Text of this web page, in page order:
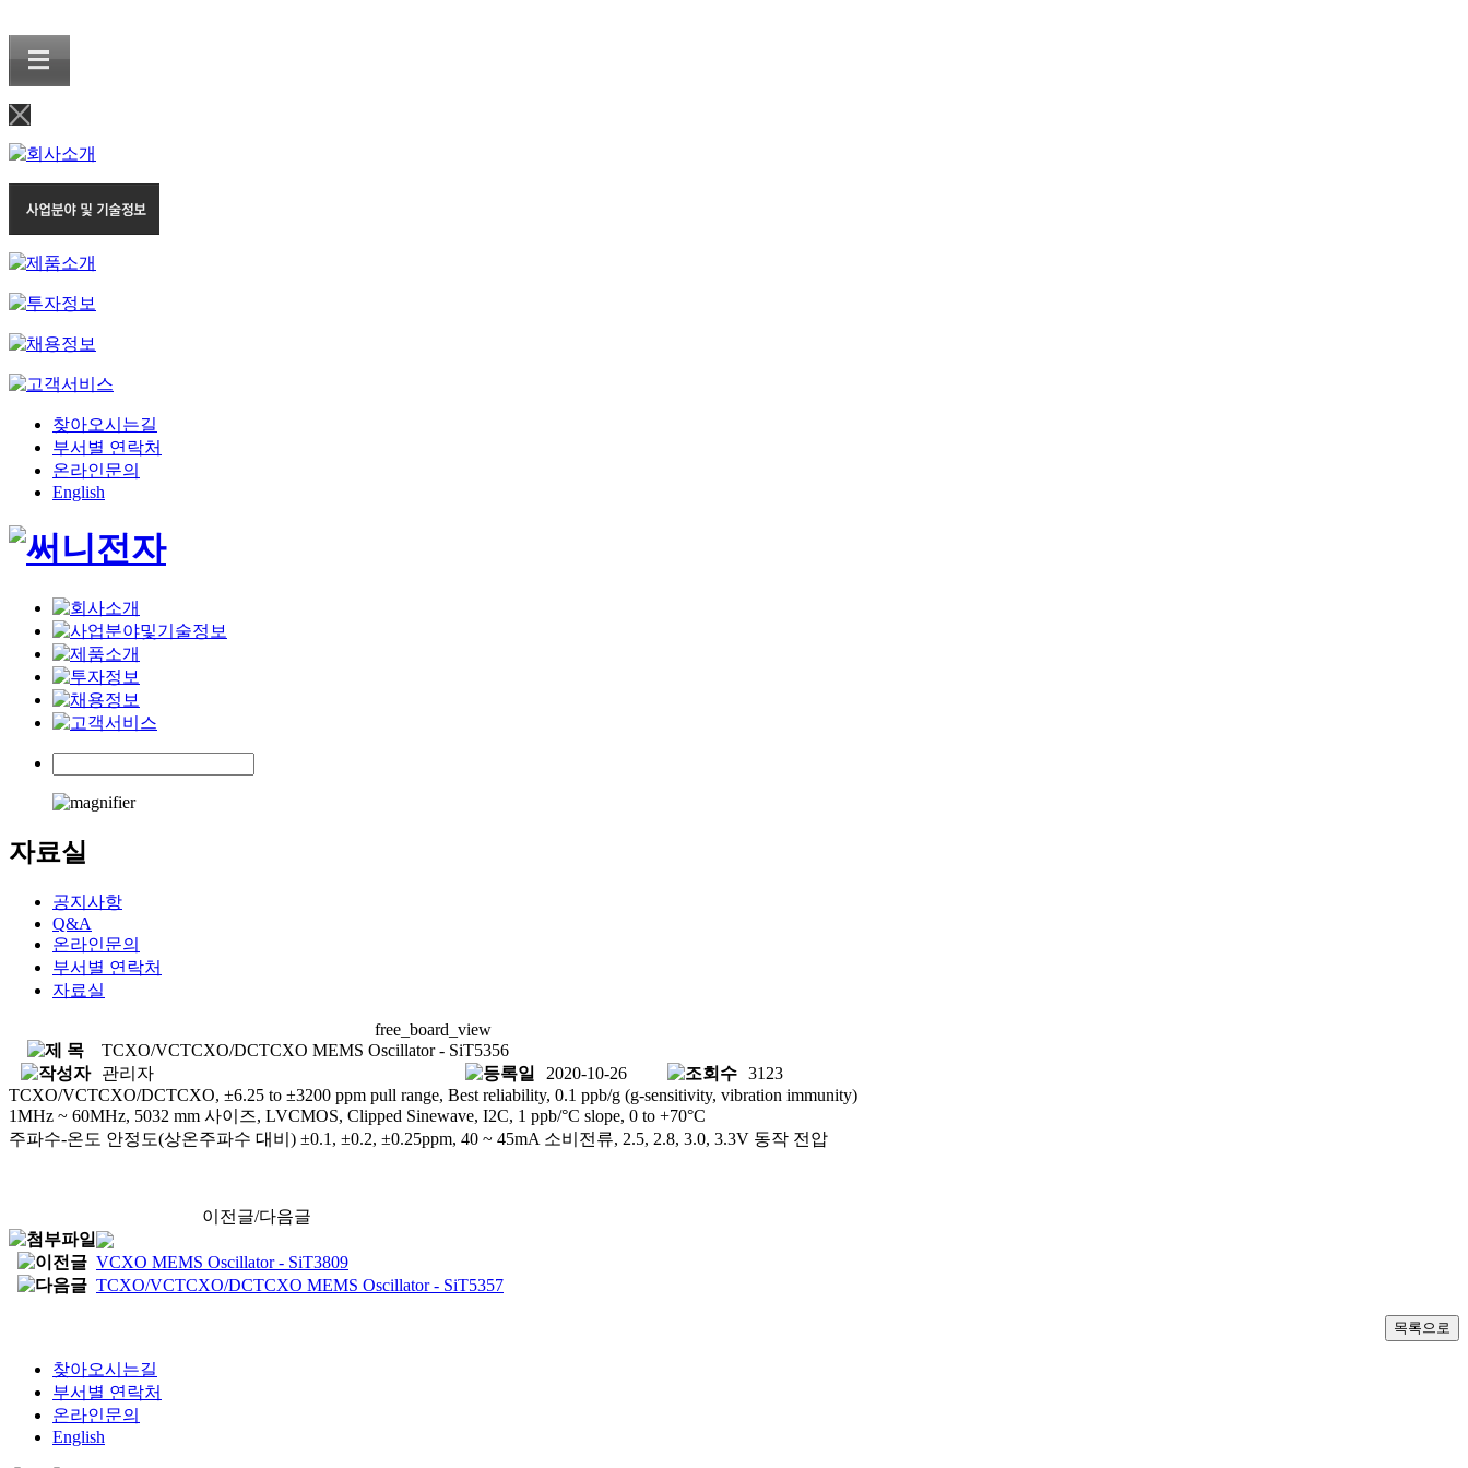
찾아오시는길
부서별 연락처
온라인문의
English
자료실
공지사항
Q&A
온라인문의
부서별 연락처
자료실
free_board_view
TCXO/VCTCXO/DCTCXO MEMS Oscillator - SiT5356
관리자
2020-10-26
3123
TCXO/VCTCXO/DCTCXO, ±6.25 to ±3200 ppm pull range, Best reliability, 0.1 ppb/g (g-sensitivity, vibration immunity)
1MHz ~ 60MHz, 5032 mm 사이즈, LVCMOS, Clipped Sinewave, I2C, 1 ppb/°C slope, 0 to +70°C
주파수-온도 안정도(상온주파수 대비) ±0.1, ±0.2, ±0.25ppm, 40 ~ 45mA 소비전류, 2.5, 2.8, 3.0, 3.3V 동작 전압
이전글/다음글
VCXO MEMS Oscillator - SiT3809
TCXO/VCTCXO/DCTCXO MEMS Oscillator - SiT5357
찾아오시는길
부서별 연락처
온라인문의
English